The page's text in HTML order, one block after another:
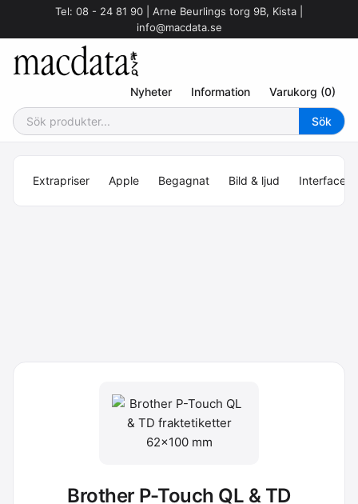
Tel: 08 - 24 81 90 | Arne Beurlings torg 9B, Kista |
info@macdata.se
Nyheter Information Varukorg (0)
Extrapriser Apple Begagnat Bild & ljud Interface
Brother P-Touch QL & TD